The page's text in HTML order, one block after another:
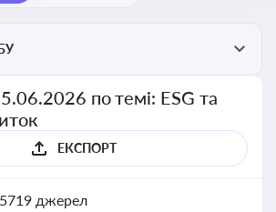
по темі: ESG та
ЕКСПОРТ
джерел